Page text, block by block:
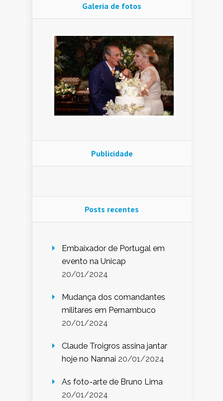
Galeria de fotos
Publicidade
Posts recentes
Embaixador de Portugal em
evento na Unicap
20/01/2024
Mudança dos comandantes
militares em Pernambuco
20/01/2024
Claude Troigros assina jantar
hoje no Nannai 20/01/2024
As foto-arte de Bruno Lima
20/01/2024